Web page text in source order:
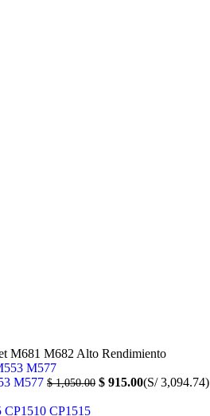
M681 M682 Alto Rendimiento
M577 $1,050.00 $ 915.00(S/ 3,094.74)